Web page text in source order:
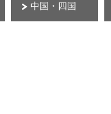
中国・四国